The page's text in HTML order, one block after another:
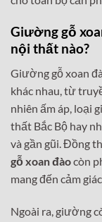
Giường gỗ
nội thất nào?
Giường gỗ xoan
khác nhau, từ
nhiên ấm áp, loại
thất Bắc Bộ hay
và gần gũi. Đồng
gỗ xoan đàocòn
mang đến cảm
Ngoài ra, giường